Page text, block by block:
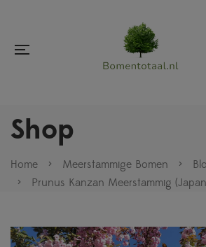
Shop
Home > Meerstammige Bomen >
>
Prunus Kanzan Meerstammig